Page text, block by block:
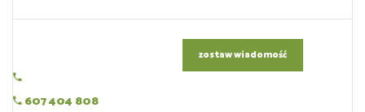
607 404 808
zostaw wiadomość